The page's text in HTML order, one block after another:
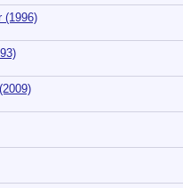
(1996)